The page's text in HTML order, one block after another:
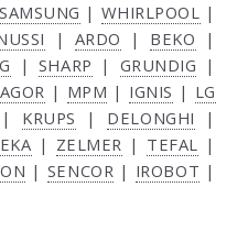
SAMSUNG | WHIRLPOOL |
| ARDO | BEKO |
| SHARP | GRUNDIG |
| MPM | IGNIS | LG
| KRUPS | DELONGHI |
| ZELMER | TEFAL |
| SENCOR | IROBOT |